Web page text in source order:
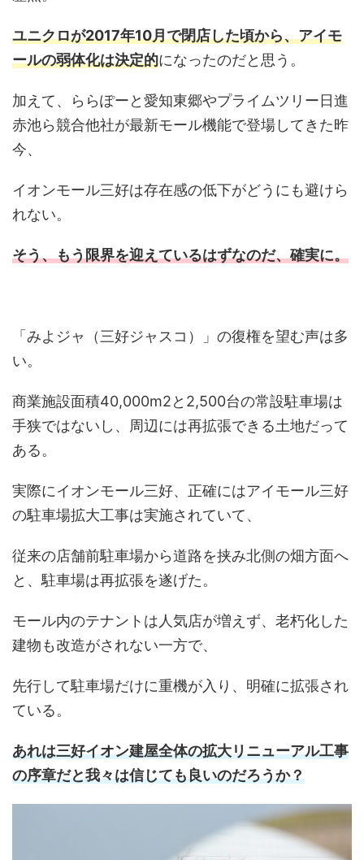
ユニクロが2017年10月で閉店した頃から、アイモ
ールの弱体化は決定的になったのだと思う。
加えて、ららぽーと愛知東郷やプライムツリー日進
赤池ら競合他社が最新モール機能で登場してきた昨
今、
イオンモール三好は存在感の低下がどうにも避けら
れない。
そう、もう限界を迎えているはずなのだ、確実に。
「みよジャ（三好ジャスコ）」の復権を望む声は多
い。
商業施設面積40,000m2と2,500台の常設駐車場は
手狭ではないし、周辺には再拡張できる土地だって
ある。
実際にイオンモール三好、正確にはアイモール三好
の駐車場拡大工事は実施されていて、
従来の店舗前駐車場から道路を挟み北側の畑方面へ
と、駐車場は再拡張を遂げた。
モール内のテナントは人気店が増えず、老朽化した
建物も改造がされない一方で、
先行して駐車場だけに重機が入り、明確に拡張され
ている。
あれは三好イオン建屋全体の拡大リニューアル工事
の序章だと我々は信じても良いのだろうか？